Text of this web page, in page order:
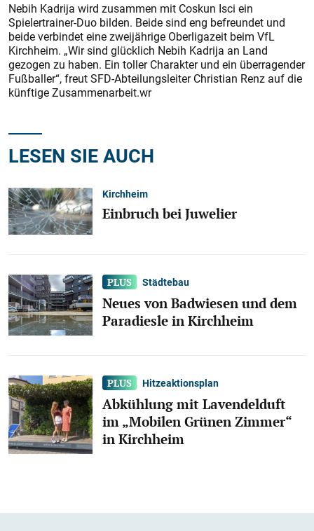
Nebih Kadrija wird zusammen mit Coskun Isci ein
Spielertrainer-Duo bilden. Beide sind eng befreundet und
beide verbindet eine zweijährige Oberligazeit beim VfL
Kirchheim. „Wir sind glücklich Nebih Kadrija an Land
gezogen zu haben. Ein toller Charakter und ein überragender
Fußballer“, freut SFD-Abteilungsleiter Christian Renz auf die
künftige Zusammenarbeit.wr
LESEN SIE AUCH
Kirchheim
Einbruch bei Juwelier
Städtebau
Neues von Badwiesen und dem
Paradiesle in Kirchheim
Hitzeaktionsplan
Abkühlung mit Lavendelduft
im „Mobilen Grünen Zimmer“
in Kirchheim